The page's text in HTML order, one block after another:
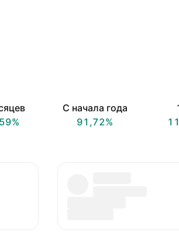
С начала года
91,72%